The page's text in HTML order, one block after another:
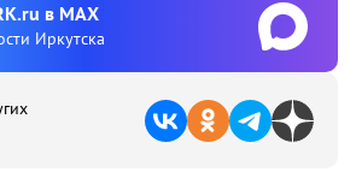
в MAX
Иркутска